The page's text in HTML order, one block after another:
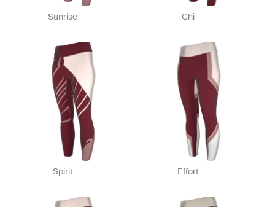
Sunrise Chi
Spirit Effort